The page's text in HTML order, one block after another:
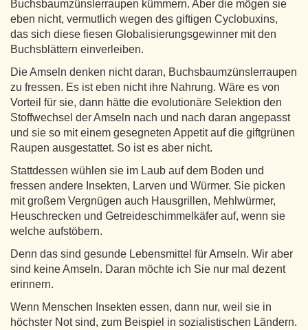
Buchsbaumzünslerraupen kümmern. Aber die mögen sie
eben nicht, vermutlich wegen des giftigen Cyclobuxins,
das sich diese fiesen Globalisierungsgewinner mit den
Buchsblättern einverleiben.
Die Amseln denken nicht daran, Buchsbaumzünslerraupen
zu fressen. Es ist eben nicht ihre Nahrung. Wäre es von
Vorteil für sie, dann hätte die evolutionäre Selektion den
Stoffwechsel der Amseln nach und nach daran angepasst
und sie so mit einem gesegneten Appetit auf die giftgrünen
Raupen ausgestattet. So ist es aber nicht.
Stattdessen wühlen sie im Laub auf dem Boden und
fressen andere Insekten, Larven und Würmer. Sie picken
mit großem Vergnügen auch Hausgrillen, Mehlwürmer,
Heuschrecken und Getreideschimmelkäfer auf, wenn sie
welche aufstöbern.
Denn das sind gesunde Lebensmittel für Amseln. Wir aber
sind keine Amseln. Daran möchte ich Sie nur mal dezent
erinnern.
Wenn Menschen Insekten essen, dann nur, weil sie in
höchster Not sind, zum Beispiel in sozialistischen Ländern.